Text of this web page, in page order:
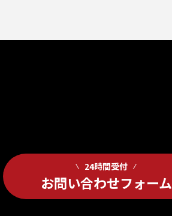
24時間受付
お問い合わせフォーム